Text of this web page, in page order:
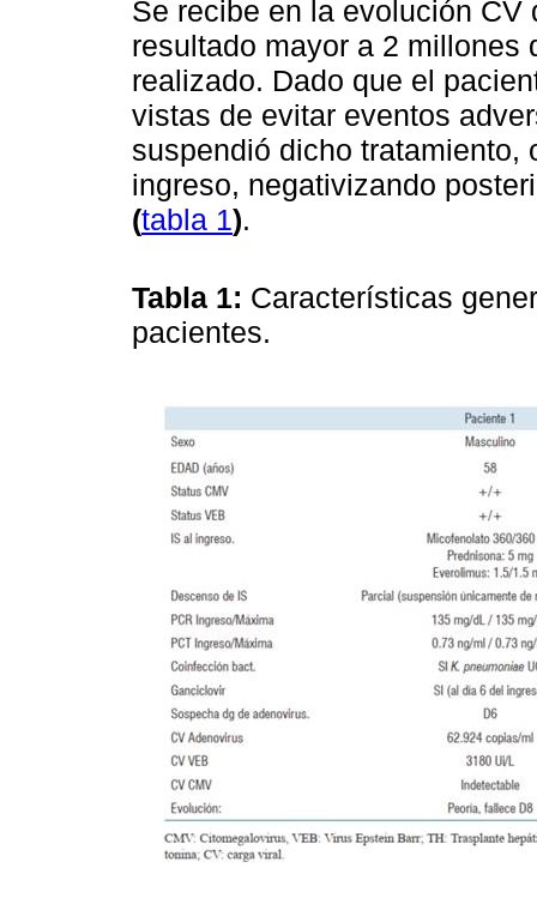
Se recibe en la evolución
resultado mayor a 2 millones
realizado. Dado que el
vistas de evitar eventos
suspendió dicho tratamiento,
ingreso, negativizando
(tabla 1).
Tabla 1: Características
pacientes.